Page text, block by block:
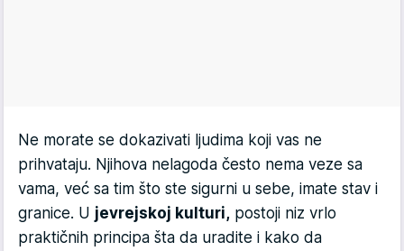
Ne morate se dokazivati ljudima koji vas ne
prihvataju. Njihova nelagoda često nema veze sa
vama, već sa tim što ste sigurni u sebe, imate stav i
granice. U jevrejskoj kulturi, postoji niz vrlo
praktičnih principa šta da uradite i kako da